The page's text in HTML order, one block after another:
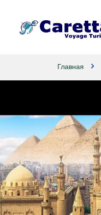
Главная